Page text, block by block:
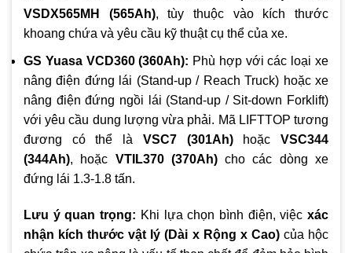
VSDX565MH (565Ah), tùy thuộc vào kích thước
khoang chứa và yêu cầu kỹ thuật cụ thể của xe.
GS Yuasa VCD360 (360Ah): Phù hợp với các loại xe
nâng điện đứng lái (Stand-up / Reach Truck) hoặc xe
nâng điện đứng ngồi lái (Stand-up / Sit-down Forklift)
với yêu cầu dung lượng vừa phải. Mã LIFTTOP tương
đương có thể là VSC7 (301Ah)hoặcVSC344
(344Ah), hoặc VTIL370 (370Ah)cho các dòng xe
đứng lái 1.3-1.8 tấn.
Lưu ý quan trọng: Khi lựa chọn bình điện, việcxác
nhận kích thước vật lý (Dài x Rộng x Cao)của hộc